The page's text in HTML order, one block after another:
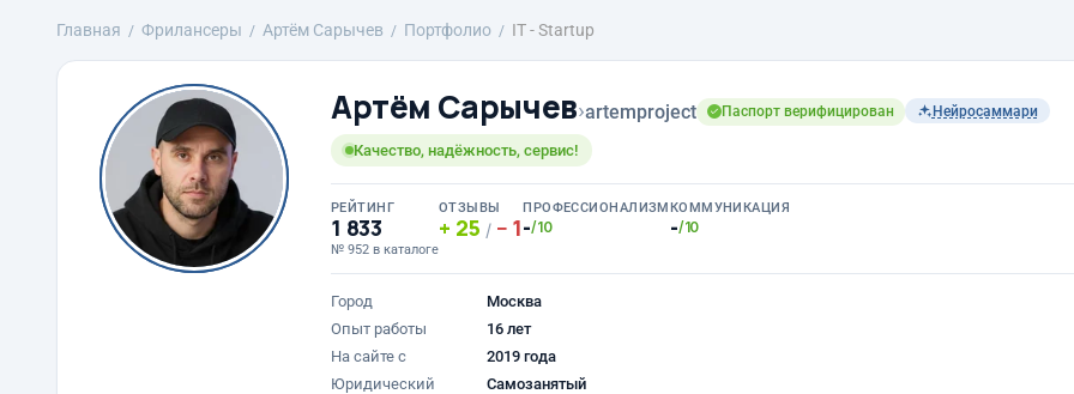
Главная Фрилансеры Артём Сарычев Портфолио IT - Startup
Артём Сарычев›artemproject Паспорт верифицирован Нейросаммари
Качество, надёжность, сервис!
РЕЙТИНГ
1 833
№ 952 в каталоге
ОТЗЫВЫ
25 / 1
ПРОФЕССИОНАЛИЗМ
-/10
КОММУНИКАЦИЯ
-/10
Город
Москва
Опыт работы
16 лет
На сайте с
2019 года
Юридический
Самозанятый